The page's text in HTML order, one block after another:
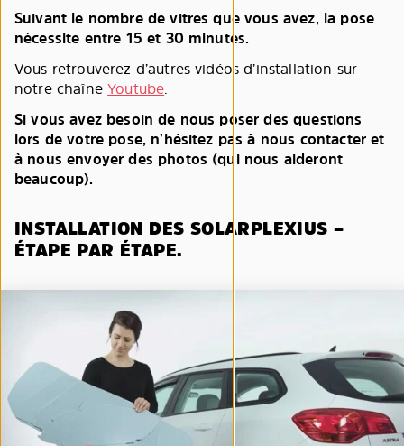
Suivant le nombre de vitres que vous avez, la pose
nécessite entre 15 et 30 minutes.
Vous retrouverez d’autres vidéos d’installation sur
notre chaîneYoutube.
Si vous avez besoin de nous poser des questions
lors de votre pose, n’hésitez pas à nous contacter et
à nous envoyer des photos (qui nous aideront
beaucoup).
INSTALLATION DES SOLARPLEXIUS –
ÉTAPE PAR ÉTAPE.